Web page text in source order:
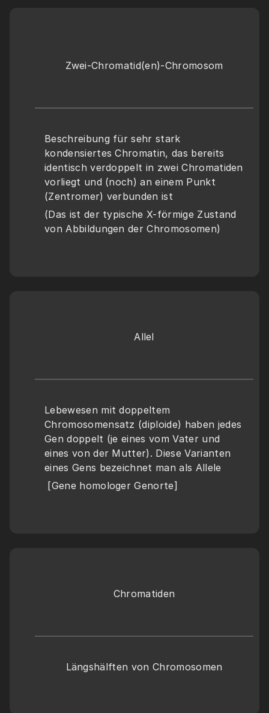
Zwei-Chromatid(en)-Chromosom
Beschreibung für sehr stark
kondensiertes Chromatin, das bereits
identisch verdoppelt in zwei Chromatiden
vorliegt und (noch) an einem Punkt
(Zentromer) verbunden ist
(Das ist der typische X-förmige Zustand
von Abbildungen der Chromosomen)
Allel
Lebewesen mit doppeltem
Chromosomensatz (diploide) haben jedes
Gen doppelt (je eines vom Vater und
eines von der Mutter). Diese Varianten
eines Gens bezeichnet man als Allele
[Gene homologer Genorte]
Chromatiden
Längshälften von Chromosomen